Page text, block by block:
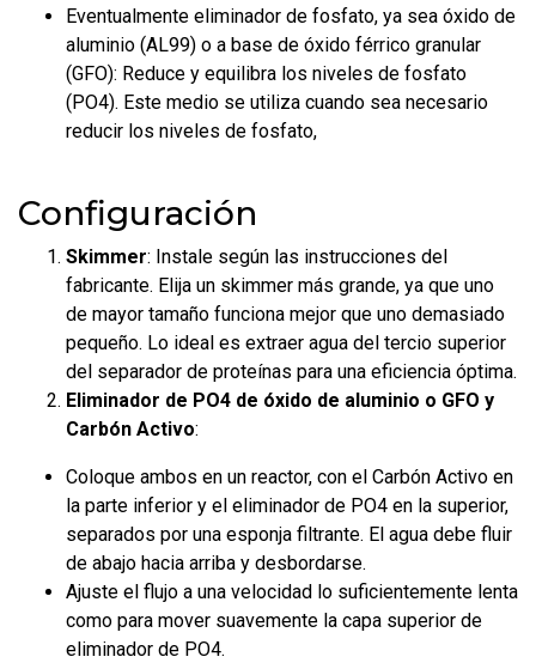
Eventualmente eliminador de fosfato, ya sea óxido de
aluminio (AL99) o a base de óxido férrico granular
(GFO): Reduce y equilibra los niveles de fosfato
(PO4). Este medio se utiliza cuando sea necesario
reducir los niveles de fosfato,
Configuración
Skimmer: Instale según las instrucciones del
fabricante. Elija un skimmer más grande, ya que uno
de mayor tamaño funciona mejor que uno demasiado
pequeño. Lo ideal es extraer agua del tercio superior
del separador de proteínas para una eficiencia óptima.
Eliminador de PO4 de óxido de aluminio o GFO y
Carbón Activo:
Coloque ambos en un reactor, con el Carbón Activo en
la parte inferior y el eliminador de PO4 en la superior,
separados por una esponja filtrante. El agua debe fluir
de abajo hacia arriba y desbordarse.
Ajuste el flujo a una velocidad lo suficientemente lenta
como para mover suavemente la capa superior de
eliminador de PO4.